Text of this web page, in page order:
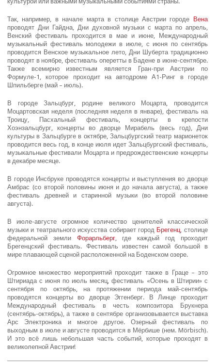
Так, например, в начале марта в столице Австрии городе
Вена
проводят Дни Гайдна, Дни духовной музыки с марта по апрель,
Венский фестиваль проходится в мае и июне, Международный
музыкальный фестиваль молодежи в июле, с июня по сентябрь
проводится Венское музыкальное лето, Дни Шуберта традиционно
проводят в ноябре, фестиваль оперетты в Бадене в июне-сентябре.
Также всемирно известным является Гран-при Австрии по
Формуле-1, которое проходит на автодроме А1-Ринг в городе
Шпильберге (май – июль).
В городе Зальцбург, родине великого Моцарта, проводится
Моцартовская неделя (последняя неделя в январе), фестиваль на
Троицу, Пасхальный фестиваль, концерты в крепости
Хоэнзальцбург, концерты во дворце Мирабель (весь год), Дни
культуры в Зальцбурге в октябре, Зальцбургский театр марионеток
проводится весь год, в конце июля идет Зальцбургский фестиваль,
музыкальные фестивали Моцарта и предрождественские концерты
в декабре месяце.
В городе Инсбруке проводятся концерты и выступления во дворце
Амбрас (со второй половины июня и до начала августа), а также
фестиваль древней и старинной музыки (во второй половине
августа).
В июле-августе огромное количество ценителей классической
музыки и театрального искусства собирает город Брегенц, столице
федеральной земли Форарльберг, где каждый год проходит
Брегенцский фестиваль. Фестиваль известен самой большой в
мире плавающей сценой расположенной на Боденском озере.
Огромное множество мероприятий проходит также в Граце – это
Штириада с июня по июль месяц, фестиваль «Осень в Штирии» с
сентября по октябрь, на протяжении периода май-сентябрь
проводятся концерты во дворце Эггенберг. В Линце проходит
Международный фестиваль в честь композитора Брукнера
(сентябрь-октябрь), а также в сентябре организовывается выставка
Арс Электроника и многое другое. Озерный фестиваль по
выходным в июле и августе проводится в Мёрбише (нем. Mörbisch).
И это всё лишь небольшая часть событий, которые проходят в
великолепной Австрии!